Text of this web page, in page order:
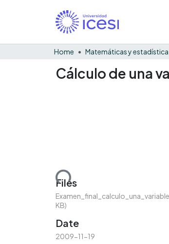
Home
Cálculo de una
Loading...
Files
KB)
Date
2009-11-19